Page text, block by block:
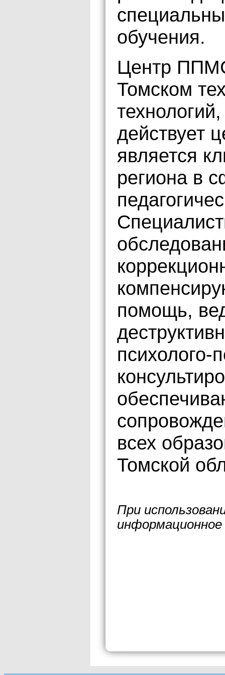
обучения.
Центр
Томском
действует
является
региона в
помощь,
психолого-
всех
Томской
При